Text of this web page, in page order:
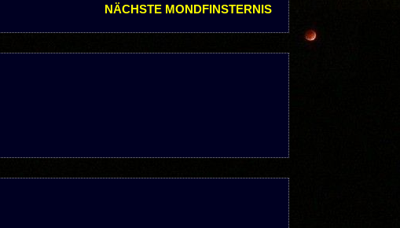
NÄCHSTE MONDFINSTERNIS